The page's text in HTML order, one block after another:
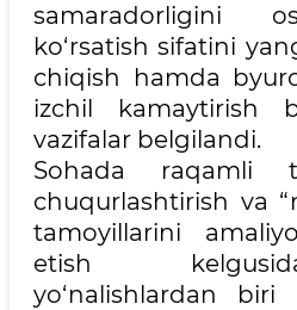
samaradorligini
ko‘rsatish sifatini
chiqish hamda
izchil kamaytirish
vazifalar belgilandi.
Sohada raqamli
chuqurlashtirish va
tamoyillarini
etish
yo‘nalishlardan